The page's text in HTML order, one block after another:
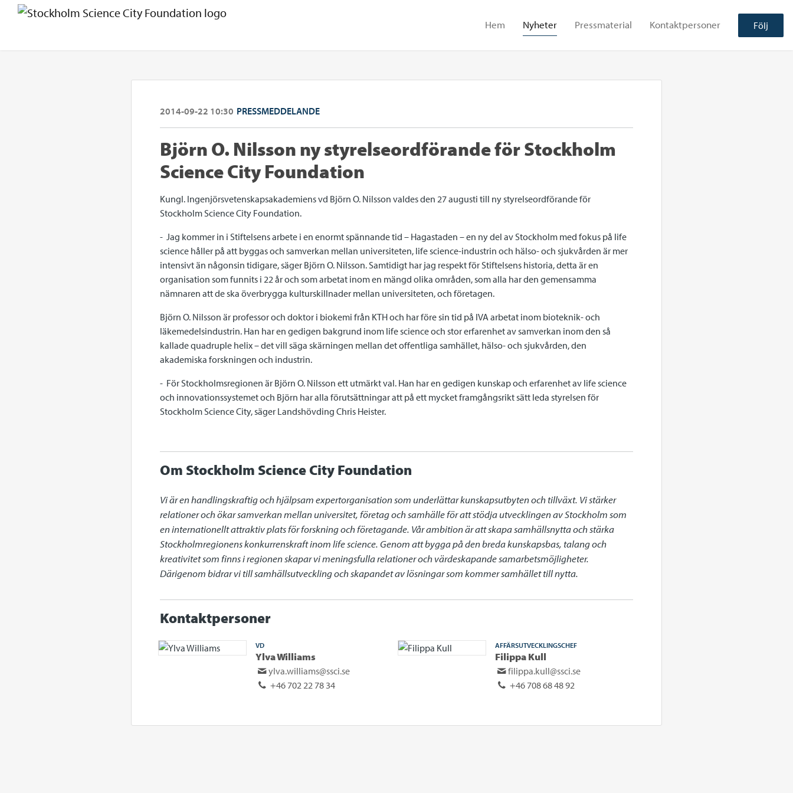
Hem Nyheter Pressmaterial Kontaktpersoner Följ
2014-09-22 10:30 PRESSMEDDELANDE
Björn O. Nilsson ny styrelseordförande för Stockholm
Science City Foundation
Kungl. Ingenjörsvetenskapsakademiens vd Björn O. Nilsson valdes den 27 augusti till ny styrelseordförande för
Stockholm Science City Foundation.
- Jag kommer in i Stiftelsens arbete i en enormt spännande tid – Hagastaden – en ny del av Stockholm med fokus på life
science håller på att byggas och samverkan mellan universiteten, life science-industrin och hälso- och sjukvården är mer
intensivt än någonsin tidigare, säger Björn O. Nilsson. Samtidigt har jag respekt för Stiftelsens historia, detta är en
organisation som funnits i 22 år och som arbetat inom en mängd olika områden, som alla har den gemensamma
nämnaren att de ska överbrygga kulturskillnader mellan universiteten, och företagen.
Björn O. Nilsson är professor och doktor i biokemi från KTH och har före sin tid på IVA arbetat inom bioteknik- och
läkemedelsindustrin. Han har en gedigen bakgrund inom life science och stor erfarenhet av samverkan inom den så
kallade quadruple helix – det vill säga skärningen mellan det offentliga samhället, hälso- och sjukvården, den
akademiska forskningen och industrin.
- För Stockholmsregionen är Björn O. Nilsson ett utmärkt val. Han har en gedigen kunskap och erfarenhet av life science
och innovationssystemet och Björn har alla förutsättningar att på ett mycket framgångsrikt sätt leda styrelsen för
Stockholm Science City, säger Landshövding Chris Heister.
Om Stockholm Science City Foundation
Vi är en handlingskraftig och hjälpsam expertorganisation som underlättar kunskapsutbyten och tillväxt. Vi stärker
relationer och ökar samverkan mellan universitet, företag och samhälle för att stödja utvecklingen av Stockholm som
en internationellt attraktiv plats för forskning och företagande. Vår ambition är att skapa samhällsnytta och stärka
Stockholmregionens konkurrenskraft inom life science. Genom att bygga på den breda kunskapsbas, talang och
kreativitet som finns i regionen skapar vi meningsfulla relationer och värdeskapande samarbetsmöjligheter.
Därigenom bidrar vi till samhällsutveckling och skapandet av lösningar som kommer samhället till nytta.
Kontaktpersoner
VD
Ylva Williams
ylva.williams@ssci.se
+46 702 22 78 34
AFFÄRSUTVECKLINGSCHEF
Filippa Kull
filippa.kull@ssci.se
+46 708 68 48 92